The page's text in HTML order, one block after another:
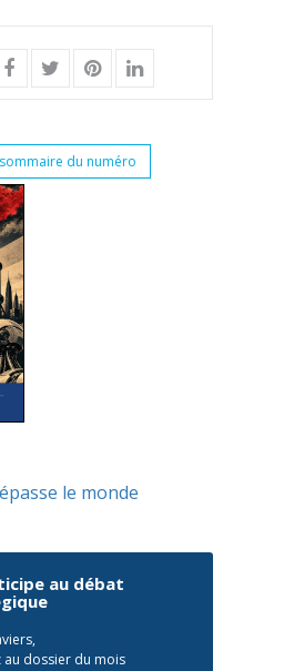
du numéro
le monde
au débat
au dossier du mois